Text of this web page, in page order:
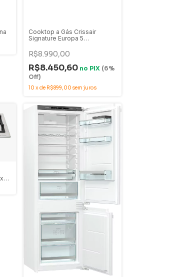
Cooktop a Gás Crissair
Signature Europa 5
Bivolt - CCB 04 G5
R$8.990,00
R$8.450,60 no PIX (6%
Off)
10 xde R$899,00 sem juros